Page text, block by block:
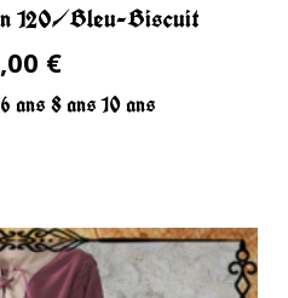
120/Bleu-Biscuit
€
6 ans 8 ans10 ans